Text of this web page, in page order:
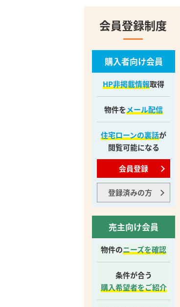
会員登録制度
購入者向け会員
HP非掲載情報取得
物件をメール配信
住宅ローンの裏話が
閲覧可能になる
会員登録
登録済みの方
売主向け会員
物件のニーズを確認
条件が合う
購入希望者をご紹介